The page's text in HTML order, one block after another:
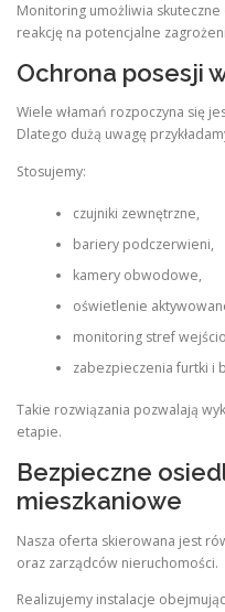
Monitoring umożliwia
reakcję na potencjalne
Ochrona posesji
Wiele włamań rozpoczyna się
Dlatego dużą uwagę
Stosujemy:
czujniki zewnętrzne,
bariery podczerwieni,
kamery obwodowe,
oświetlenie
monitoring stref
zabezpieczenia furtki i
Takie rozwiązania pozwalają
etapie.
Bezpieczne
mieszkaniowe
Nasza oferta skierowana jest
oraz zarządców nieruchomości.
Realizujemy instalacje